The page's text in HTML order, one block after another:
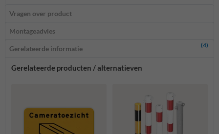
Vragen over product
Montageadvies
Gerelateerde informatie (4)
Gerelateerde producten / alternatieven